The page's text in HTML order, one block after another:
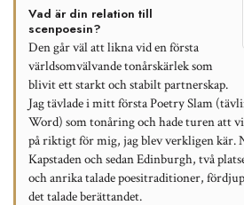
Vad är din relation till
scenpoesin?
Den går väl att likna vid en första
världsomvälvande tonårskärlek som
blivit ett starkt och stabilt partnerskap.
Jag tävlade i mitt första Poetry Slam
Word) som tonåring och hade turen att
på riktigt för mig, jag blev verkligen kär.
Kapstaden och sedan Edinburgh, två
och anrika talade poesitraditioner,
det talade berättandet.